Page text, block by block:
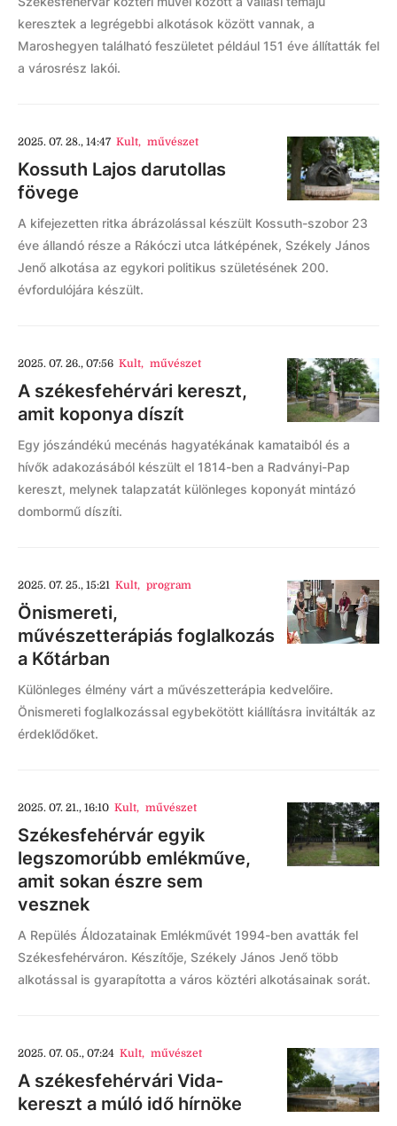
keresztek a legrégebbi alkotások között vannak, a
Maroshegyen található feszületet például 151 éve állítatták fel
a városrész lakói.
2025. 07. 28., 14:47 Kult, művészet
Kossuth Lajos darutollas
fövege
A kifejezetten ritka ábrázolással készült Kossuth-szobor 23
éve állandó része a Rákóczi utca látképének, Székely János
Jenő alkotása az egykori politikus születésének 200.
évfordulójára készült.
2025. 07. 26., 07:56 Kult, művészet
A székesfehérvári kereszt,
amit koponya díszít
Egy jószándékú mecénás hagyatékának kamataiból és a
hívők adakozásából készült el 1814-ben a Radványi-Pap
kereszt, melynek talapzatát különleges koponyát mintázó
dombormű díszíti.
2025. 07. 25., 15:21 Kult, program
Önismereti,
művészetterápiás foglalkozás
a Kőtárban
Különleges élmény várt a művészetterápia kedvelőire.
Önismereti foglalkozással egybekötött kiállításra invitálták az
érdeklődőket.
2025. 07. 21., 16:10 Kult, művészet
Székesfehérvár egyik
legszomorúbb emlékműve,
amit sokan észre sem
vesznek
A Repülés Áldozatainak Emlékművét 1994-ben avatták fel
Székesfehérváron. Készítője, Székely János Jenő több
alkotással is gyarapította a város köztéri alkotásainak sorát.
2025. 07. 05., 07:24 Kult, művészet
A székesfehérvári Vida-
kereszt a múló idő hírnöke